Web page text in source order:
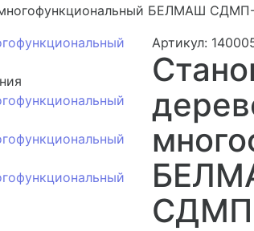
БЕЛМАШ
Артикул: